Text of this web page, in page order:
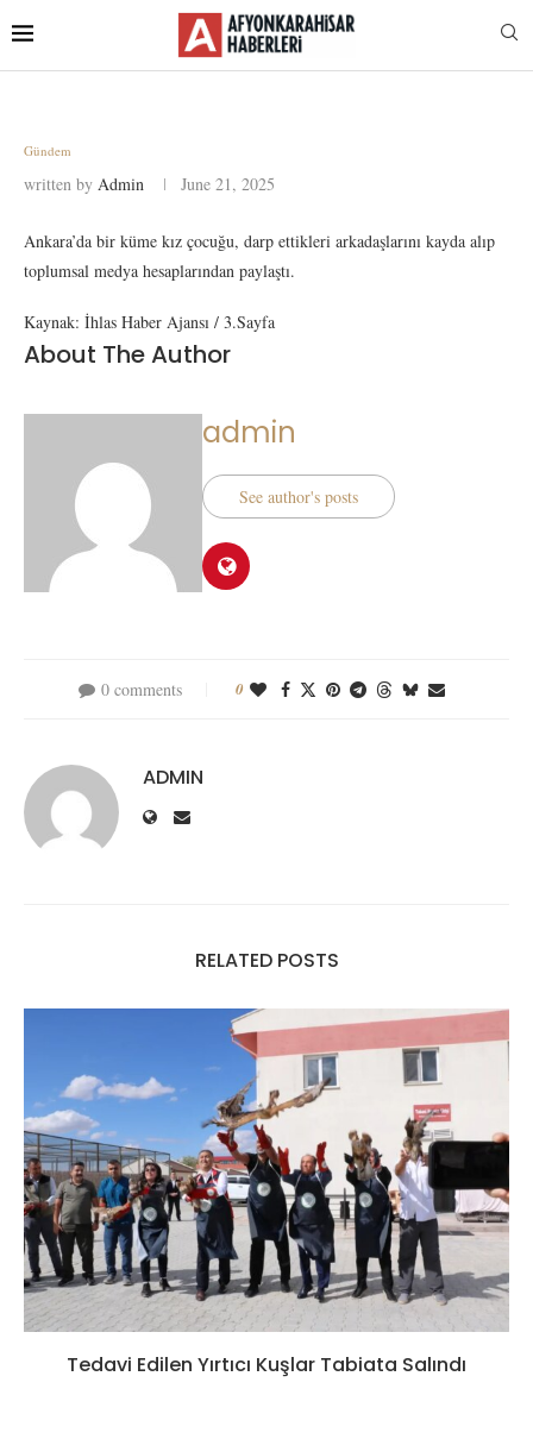
Gündem
written by Admin June 21, 2025
Ankara’da bir küme kız çocuğu, darp ettikleri arkadaşlarını kayda alıp
toplumsal medya hesaplarından paylaştı.
Kaynak: İhlas Haber Ajansı / 3.Sayfa
About The Author
admin
See author's posts
0 comments 0
ADMIN
RELATED POSTS
Tedavi Edilen Yırtıcı Kuşlar Tabiata Salındı